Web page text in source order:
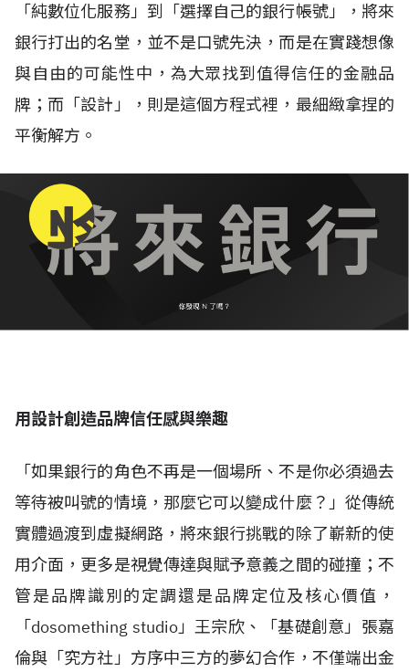
「純數位化服務」到「選擇自己的銀行帳號」，將來
銀行打出的名堂，並不是口號先決，而是在實踐想像
與自由的可能性中，為大眾找到值得信任的金融品
牌；而「設計」，則是這個方程式裡，最細緻拿捏的
平衡解方。
用設計創造品牌信任感與樂趣
「如果銀行的角色不再是一個場所、不是你必須過去
等待被叫號的情境，那麼它可以變成什麼？」從傳統
實體過渡到虛擬網路，將來銀行挑戰的除了嶄新的使
用介面，更多是視覺傳達與賦予意義之間的碰撞；不
管是品牌識別的定調還是品牌定位及核心價值，
「dosomething studio」王宗欣、「基礎創意」張嘉
倫與「究方社」方序中三方的夢幻合作，不僅端出金